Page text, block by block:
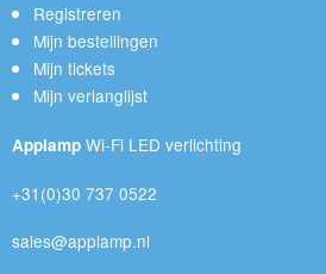
Registreren
Mijn bestellingen
Mijn tickets
Mijn verlanglijst
Applamp Wi-Fi LED verlichting
+31(0)30 737 0522
sales@applamp.nl